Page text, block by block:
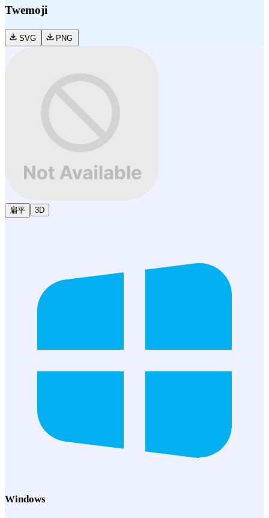
Twemoji
SVG PNG
扁平 3D
Windows